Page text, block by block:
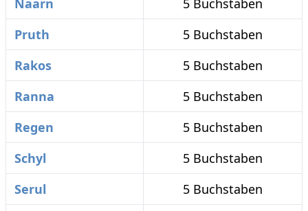
Naarn
5 Buchstaben
Pruth
5 Buchstaben
Rakos
5 Buchstaben
Ranna
5 Buchstaben
Regen
5 Buchstaben
Schyl
5 Buchstaben
Serul
5 Buchstaben